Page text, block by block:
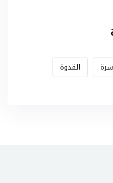
القدوة